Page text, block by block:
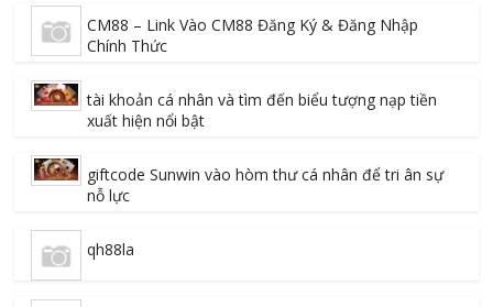
CM88 – Link Vào CM88 Đăng Ký & Đăng Nhập
Chính Thức
tài khoản cá nhân và tìm đến biểu tượng nạp tiền
xuất hiện nổi bật
giftcode Sunwin vào hòm thư cá nhân để tri ân sự
nỗ lực
qh88la